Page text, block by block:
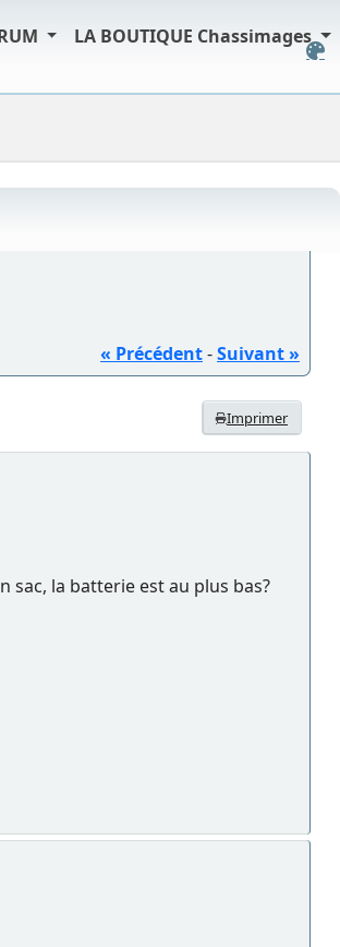
LA BOUTIQUE Chassimages
« Précédent-Suivant »
Imprimer
sac, la batterie est au plus bas?